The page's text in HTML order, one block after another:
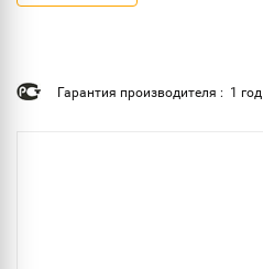
Гарантия производителя : 1 год